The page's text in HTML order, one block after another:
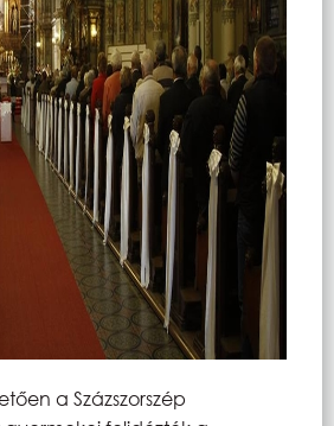
a Százszorszép